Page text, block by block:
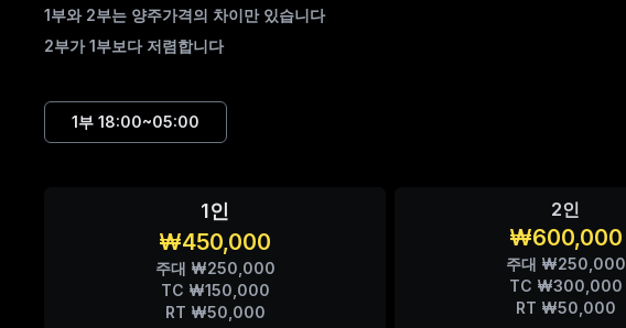
1부와 2부는 양주가격의 차이만 있습니다
2부가 1부보다 저렴합니다
1부 18:00~05:00
1인
₩450,000
주대 ₩250,000
TC ₩150,000
RT ₩50,000
2인
₩600,000
주대 ₩250,000
TC ₩300,000
RT ₩50,000